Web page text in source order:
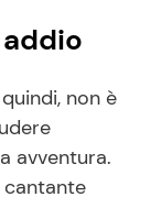
non è
avventura.
cantante